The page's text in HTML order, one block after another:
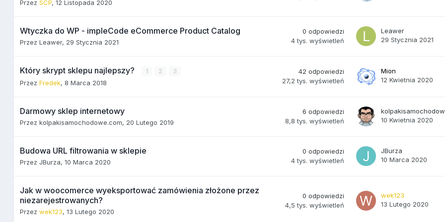
PrzezSCP,12 Listopada 2020
Wtyczka do WP - impleCode eCommerce Product Catalog
PrzezLeawer, 29 Stycznia 2021
0 odpowiedzi
4 tys. wyświetleń
Leawer
29 Stycznia 2021
Który skrypt sklepu najlepszy? 1 2 3
PrzezFredek,8 Marca 2018
42 odpowiedzi
27,2 tys. wyświetleń
Mion
12 Kwietnia 2020
Darmowy sklep internetowy
Przezkolpakisamochodowe.com, 20 Lutego 2019
6 odpowiedzi
8,8 tys. wyświetleń
10 Kwietnia 2020
Budowa URL filtrowania w sklepie
PrzezJBurza,10 Marca 2020
0 odpowiedzi
4 tys. wyświetleń
JBurza
10 Marca 2020
Jak w woocomerce wyeksportować zamówienia złożone przez
niezarejestrowanych?
Przezwek123,13 Lutego 2020
0 odpowiedzi
4,5 tys. wyświetleń
wek123
13 Lutego 2020